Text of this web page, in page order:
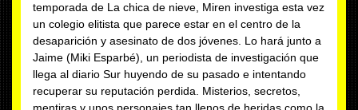
temporada de La chica de nieve, Miren investiga esta vez
un colegio elitista que parece estar en el centro de la
desaparición y asesinato de dos jóvenes. Lo hará junto a
Jaime (Miki Esparbé), un periodista de investigación que
llega al diario Sur huyendo de su pasado e intentando
recuperar su reputación perdida. Misterios, secretos,